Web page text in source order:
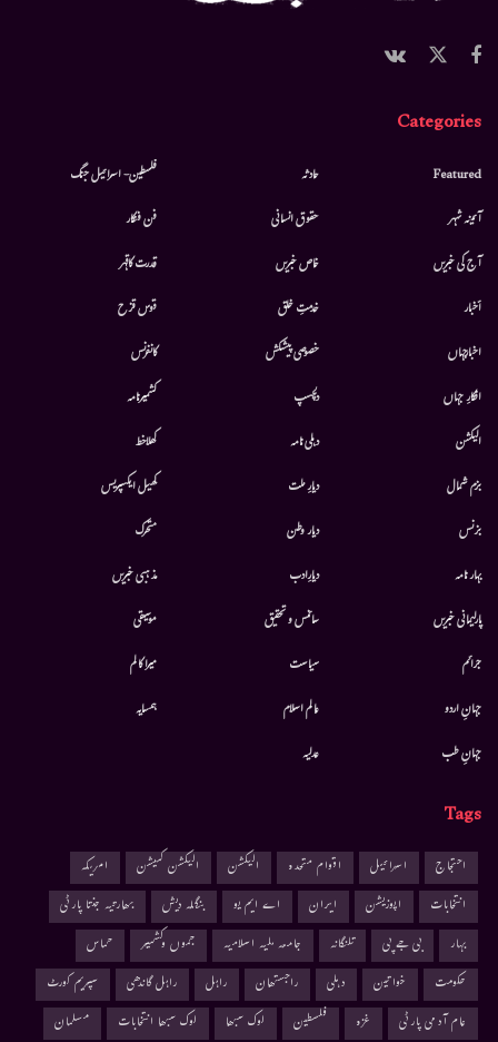
Categories
Featured
آئینہ شہر
آج کی خبریں
أخبار
اخبارجہاں
افکارِ جہاں
الیکشن
بزم شمال
بزنس
بہار نامہ
پارلیمانی خبریں
جرائم
جہانِ اردو
جہانِ طب
حادثہ
حقوق انسانی
خاص خبریں
خدمتِ خلق
خصوصی پیشکش
دلچسپ
دہلی نامہ
دیارِ ملت
دیار وطن
دیارِادب
سائنس و تحقیق
سیاست
عالم اسلام
عدلیہ
فلسطین- اسرائیل جنگ
فن فنکار
قدرت کاقہر
قوس قزح
کانفرنس
کشمیرنامہ
کھلاخط
کھیل ایکسپریس
متحرك
مذہبی خبریں
موسيقى
میرا کالم
ہمسایہ
Tags
احتجاج اسرائیل اقوام متحدہ الیکشن الیکشن کمیشن
امریکہ
انتخابات
اپوزیشن ایران اے ایم یو بنگلہ دیش
بھارتیہ جنتا پارٹی
بہار
بی جے پی تلنگانہ جامعہ ملیہ اسلامیہ جموں وکشمیر
حماس
حکومت
خواتین دہلی راجستھان راہل راہل گاندھی
سپریم کورٹ
عام آدمی پارٹی
غزہ فلسطین لوک سبھا لوک سبھا انتخابات مسلمان